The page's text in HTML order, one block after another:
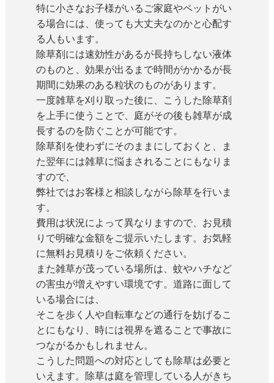
特に小さなお子様がいるご家庭やペットがい
る場合には、使っても大丈夫なのかと心配す
る人もいます。
除草剤には速効性があるが長持ちしない液体
のものと、効果が出るまで時間がかかるが長
期間に効果のある粒状のものがあります。
一度雑草を刈り取った後に、こうした除草剤
を上手に使うことで、庭がその後も雑草が成
長するのを防ぐことが可能です。
除草剤を使わずにそのままにしておくと、ま
た翌年には雑草に悩まされることにもなりま
すので、
弊社ではお客様と相談しながら除草を行いま
す。
費用は状況によって異なりますので、お見積
りで明確な金額をご提示いたします。お気軽
に無料お見積りをご依頼ください。
また雑草が茂っている場所は、蚊やハチなど
の害虫が増えやすい環境です。道路に面して
いる場合には、
そこを歩く人や自転車などの通行を妨げるこ
とにもなり、時には視界を遮ることで事故に
つながるかもしれません。
こうした問題への対応としても除草は必要と
いえます。除草は庭を管理している人がきち